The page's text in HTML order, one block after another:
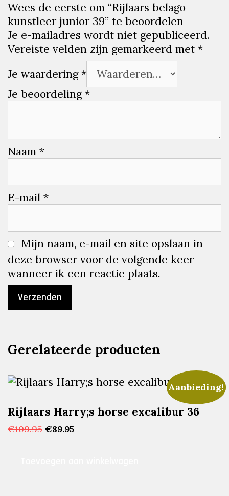
Wees de eerste om “Rijlaars belago
kunstleer junior 39” te beoordelen
Je e-mailadres wordt niet gepubliceerd.
Vereiste velden zijn gemarkeerd met *
Je waardering*
Je beoordeling*
Naam *
E-mail *
Mijn naam, e-mail en site opslaan in
deze browser voor de volgende keer
wanneer ik een reactie plaats.
Gerelateerde producten
Aanbieding!
Rijlaars Harry;s horse excalibur 36
€109.95 Oorspronkelijke
€89.95Huidige